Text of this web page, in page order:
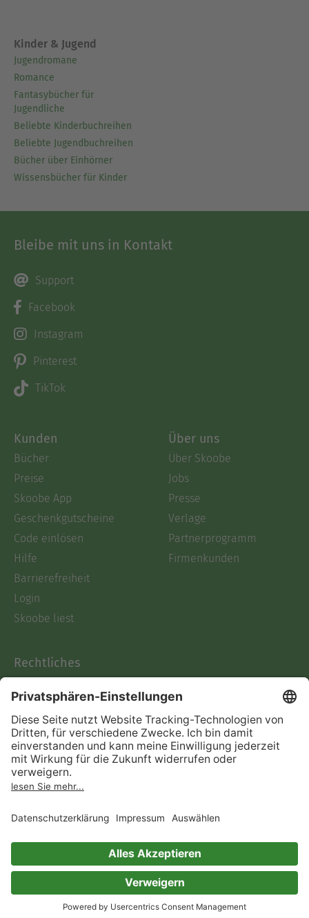
Kinder & Jugend
Jugendromane
Romance
Fantasybücher für
Jugendliche
Beliebte Kinderbuchreihen
Beliebte Jugendbuchreihen
Bücher über Einhörner
Wissensbücher für Kinder
Bleibe mit uns in Kontakt
Support
Facebook
Instagram
Pinterest
TikTok
Kunden
Bücher
Preise
Skoobe App
Geschenkgutscheine
Code einlösen
Hilfe
Barrierefreiheit
Login
Skoobe liest
Über uns
Über Skoobe
Jobs
Presse
Verlage
Partnerprogramm
Firmenkunden
Rechtliches
AGB
Informationen nach Data
Act
Verträge hier kündigen
Impressum
Immer ein gutes Buch